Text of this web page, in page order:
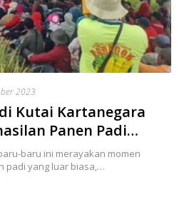
2023
Kutai Kartanegara
Panen Padi
baru ini merayakan momen
padi yang luar biasa,…